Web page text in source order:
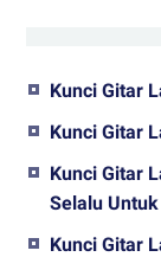
Kunci Gitar
Kunci Gitar
Kunci Gitar
Selalu
Kunci Gitar